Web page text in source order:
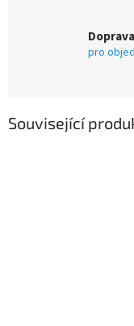
Doprava
pro
Související